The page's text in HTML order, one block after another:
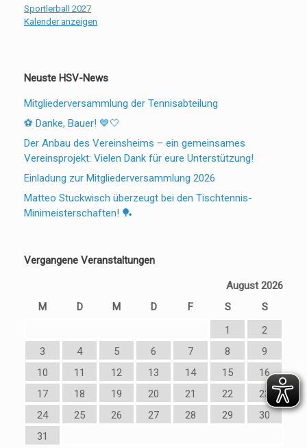
Sportlerball 2027
Kalender anzeigen
Neuste HSV-News
Mitgliederversammlung der Tennisabteilung
⚽ Danke, Bauer! 💙🤍
Der Anbau des Vereinsheims – ein gemeinsames
Vereinsprojekt: Vielen Dank für eure Unterstützung!
Einladung zur Mitgliederversammlung 2026
Matteo Stuckwisch überzeugt bei den Tischtennis-
Minimeisterschaften! 🏓
Vergangene Veranstaltungen
August 2026
M
D M D F S
S
1
2
3
4 5 6 7 8
9
10
11 12 13 14 15
16
17
18 19 20 21 22
23
24
25 26 27 28 29
30
31